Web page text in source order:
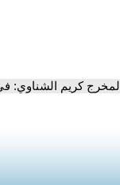
كريم الشناوي: في